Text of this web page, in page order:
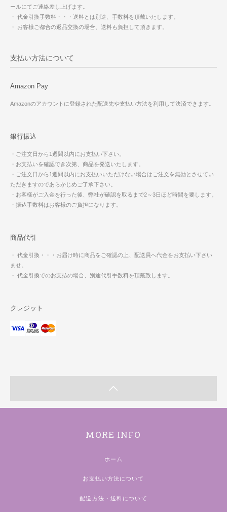
ールにてご連絡差し上げます。
・ 代金引換手数料・・・送料とは別途、手数料を頂戴いたします。
・ お客様ご都合の返品交換の場合、送料も負担して頂きます。
支払い方法について
Amazon Pay
Amazonのアカウントに登録された配送先や支払い方法を利用して決済できます。
銀行振込
・ご注文日から1週間以内にお支払い下さい。
・お支払いを確認でき次第、商品を発送いたします。
・ご注文日から1週間以内にお支払いいただけない場合はご注文を無効とさせてい
ただきますのであらかじめご了承下さい。
・お客様がご入金を行った後、弊社が確認を取るまで2～3日ほど時間を要します。
・振込手数料はお客様のご負担になります。
商品代引
・ 代金引換・・・お届け時に商品をご確認の上、配送員へ代金をお支払い下さい
ませ。
・ 代金引換でのお支払の場合、別途代引手数料を頂戴致します。
クレジット
MORE INFO
ホーム
お支払い方法について
配送方法・送料について